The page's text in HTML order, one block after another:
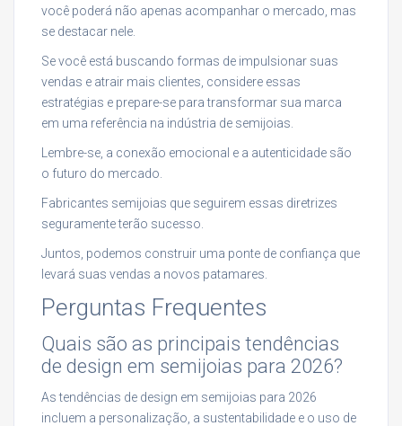
você poderá não apenas acompanhar o mercado, mas
se destacar nele.
Se você está buscando formas de impulsionar suas
vendas e atrair mais clientes, considere essas
estratégias e prepare-se para transformar sua marca
em uma referência na indústria de semijoias.
Lembre-se, a conexão emocional e a autenticidade são
o futuro do mercado.
Fabricantes semijoias que seguirem essas diretrizes
seguramente terão sucesso.
Juntos, podemos construir uma ponte de confiança que
levará suas vendas a novos patamares.
Perguntas Frequentes
Quais são as principais tendências
de design em semijoias para 2026?
As tendências de design em semijoias para 2026
incluem a personalização, a sustentabilidade e o uso de